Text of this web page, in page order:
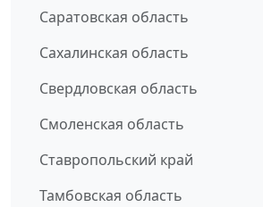
Саратовская область
Сахалинская область
Свердловская область
Смоленская область
Ставропольский край
Тамбовская область